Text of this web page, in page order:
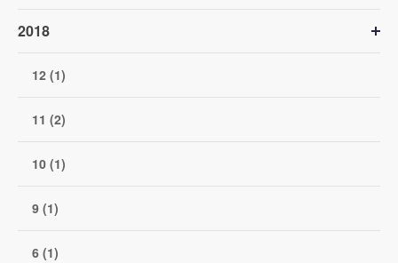
2018
12 (1)
11 (2)
10 (1)
9 (1)
6 (1)